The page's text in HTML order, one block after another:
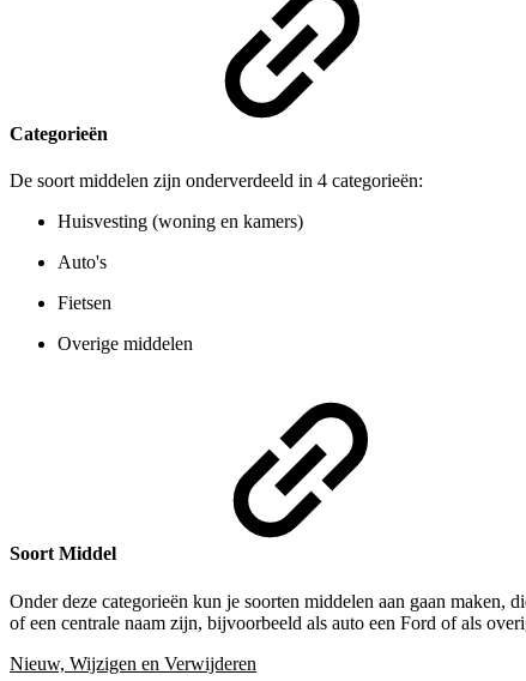
Categorieën
De soort middelen zijn onderverdeeld in 4 categorieën:
Huisvesting (woning en kamers)
Auto's
Fietsen
Overige middelen
Soort Middel
Onder deze categorieën kun je soorten middelen aan gaan
of een centrale naam zijn, bijvoorbeeld als auto een Ford of als
Nieuw, Wijzigen en Verwijderen